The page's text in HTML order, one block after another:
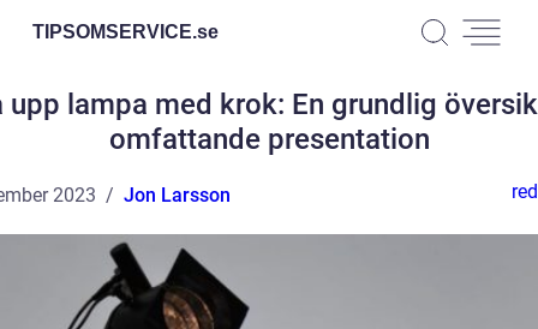
TIPSOMSERVICE.se
upp lampa med krok: En grundlig
omfattande presentation
2023 Jon Larsson